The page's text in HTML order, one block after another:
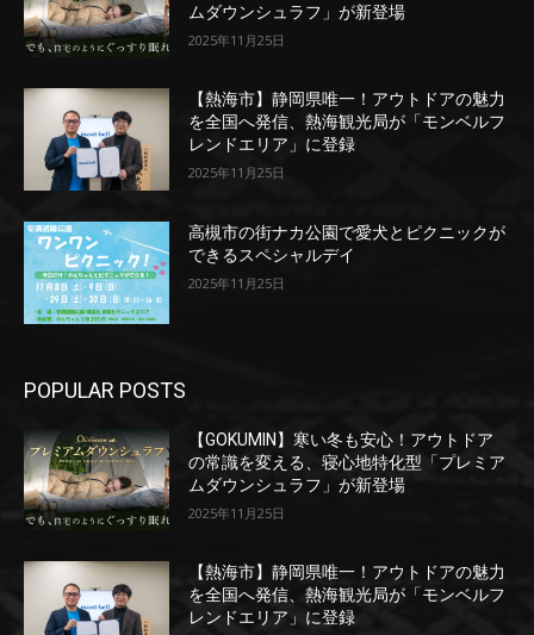
ムダウンシュラフ」が新登場
2025年11月25日
【熱海市】静岡県唯一！アウトドアの魅力
を全国へ発信、熱海観光局が「モンベルフ
レンドエリア」に登録
2025年11月25日
高槻市の街ナカ公園で愛犬とピクニックが
できるスペシャルデイ
2025年11月25日
POPULAR POSTS
【GOKUMIN】寒い冬も安心！アウトドア
の常識を変える、寝心地特化型「プレミア
ムダウンシュラフ」が新登場
2025年11月25日
【熱海市】静岡県唯一！アウトドアの魅力
を全国へ発信、熱海観光局が「モンベルフ
レンドエリア」に登録